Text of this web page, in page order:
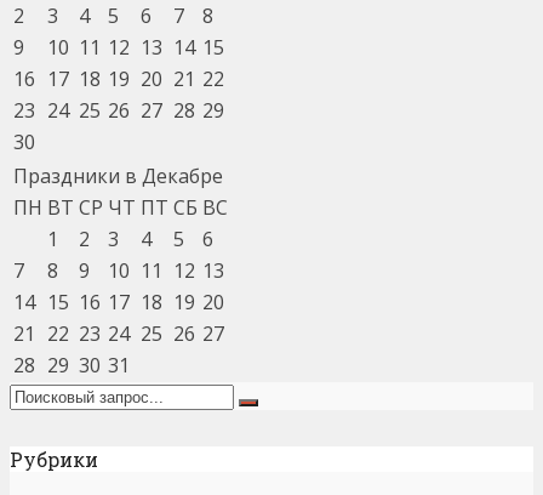
2
3 4 5 6 7
8
9
10 11 12 13 14 15
16 17 18 19 20 21 22
23 24 25 26 27 28 29
30
Праздники в Декабре
ПН ВТ СР ЧТ ПТ СБ ВС
1
2 3 4 5
6
7
8 9 10 11 12 13
14 15 16 17 18 19 20
21
22 23 24 25 26 27
28 29 30 31
Рубрики